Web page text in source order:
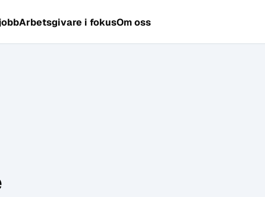
Arbetsgivare i fokusOm oss